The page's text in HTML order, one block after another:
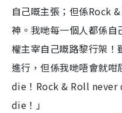
自己嘅主張；但係Rock
神。我哋每一個人都係自
權主宰自己嘅路黎行架
進行，但係我哋唔會就
die！Rock & Roll
die！」